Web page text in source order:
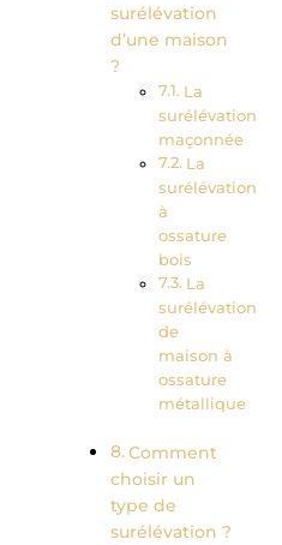
surélévation
d’une maison
?
La
surélévation
maçonnée
La
surélévation
à
ossature
bois
La
surélévation
de
maison à
ossature
métallique
Comment
choisir un
type de
surélévation ?